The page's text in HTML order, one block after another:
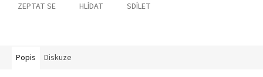
ZEPTAT SE HLÍDAT SDÍLET
Popis Diskuze